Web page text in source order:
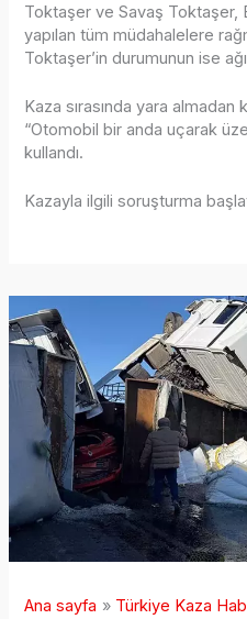
Toktaşer ve Savaş Toktaşer,
yapılan tüm müdahalelere
Toktaşer’in durumunun ise
Kaza sırasında yara almadan
“Otomobil bir anda uçarak
kullandı.
Kazayla ilgili soruşturma
Ana sayfa
Türkiye Kaza